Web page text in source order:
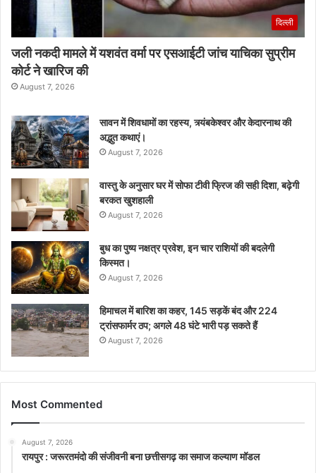
दिल्ली
जली नकदी मामले में यशवंत वर्मा पर एसआईटी जांच याचिका सुप्रीम
कोर्ट ने खारिज की
August 7, 2026
सावन में शिवधामों का रहस्य, त्र्यंबकेश्वर और केदारनाथ की
अद्भुत कथाएं।
August 7, 2026
वास्तु के अनुसार घर में सोफा टीवी फ्रिज की सही दिशा, बढ़ेगी
बरकत खुशहाली
August 7, 2026
बुध का पुष्य नक्षत्र प्रवेश, इन चार राशियों की बदलेगी
किस्मत।
August 7, 2026
हिमाचल में बारिश का कहर, 145 सड़कें बंद और 224
ट्रांसफार्मर ठप; अगले 48 घंटे भारी पड़ सकते हैं
August 7, 2026
Most Commented
August 7, 2026
रायपुर : जरूरतमंदो की संजीवनी बना छत्तीसगढ़ का समाज कल्याण मॉडल